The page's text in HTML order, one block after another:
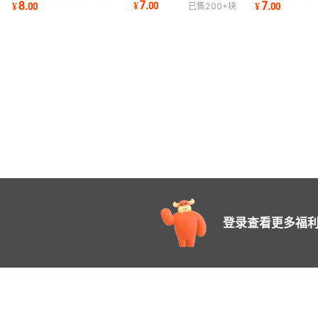
装饰琉璃瓦
¥8.00
高温琉璃瓦
¥7.00 已售200+块
堂屋面琉璃瓦
¥7.00
登录查看更多福